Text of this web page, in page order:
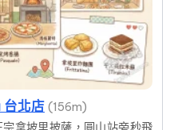
北店 (156m)